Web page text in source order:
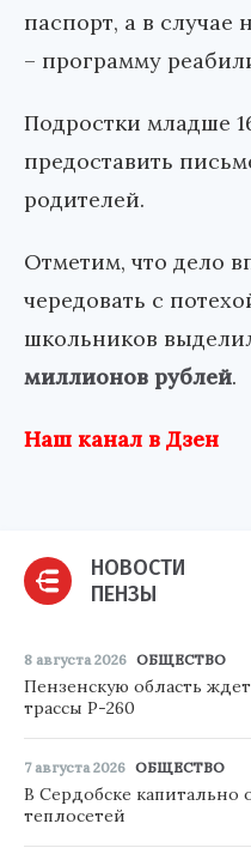
паспорт, а в случае
– программу
Подростки младше
предоставить
родителей.
Отметим, что дело
чередовать с
школьников
миллионов рублей.
Наш канал в Дзен
НОВОСТИ
ПЕНЗЫ
8 августа 2026 ОБЩЕСТВО
Пензенскую область
трассы Р-260
7 августа 2026 ОБЩЕСТВО
В Сердобске капитально
теплосетей